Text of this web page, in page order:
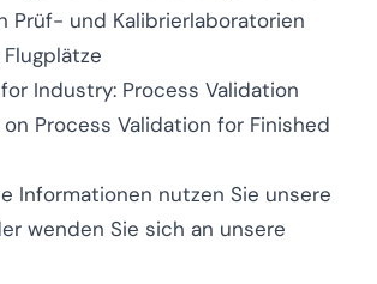
Prüf- und Kalibrierlaboratorien
Flugplätze
Industry: Process Validation
on Process Validation for Finished
Informationen nutzen Sie unsere
wenden Sie sich an unsere